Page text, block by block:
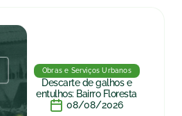
Obras e Serviços Urbanos
Descarte de galhos e
entulhos: Bairro Floresta
08/08/2026